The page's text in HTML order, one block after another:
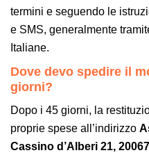
termini e seguendo le
e SMS, generalmente
Italiane.
Dove devo spedire il
giorni?
Dopo i 45 giorni, la
proprie spese all’indirizzo
Cassino d’Alberi 21,